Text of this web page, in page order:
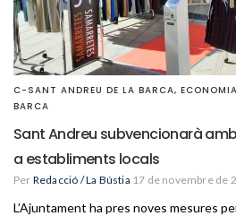
C-SANT ANDREU DE LA BARCA, ECONOMIA
BARCA
Sant Andreu subvencionarà
a establiments locals
Per Redacció / La Bústia 17 de novembre de
L’Ajuntament ha pres noves mesures